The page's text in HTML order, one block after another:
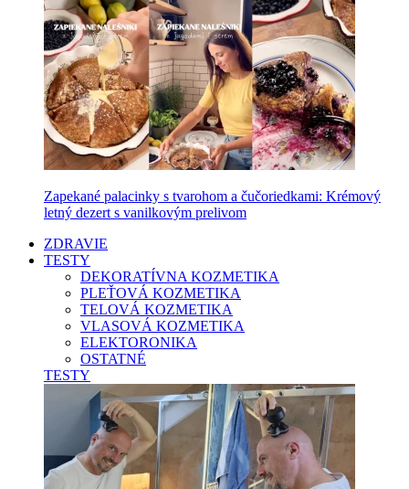
Zapekané palacinky s tvarohom a čučoriedkami: Krémový
letný dezert s vanilkovým prelivom
ZDRAVIE
TESTY
DEKORATÍVNA KOZMETIKA
PLEŤOVÁ KOZMETIKA
TELOVÁ KOZMETIKA
VLASOVÁ KOZMETIKA
ELEKTORONIKA
OSTATNÉ
TESTY